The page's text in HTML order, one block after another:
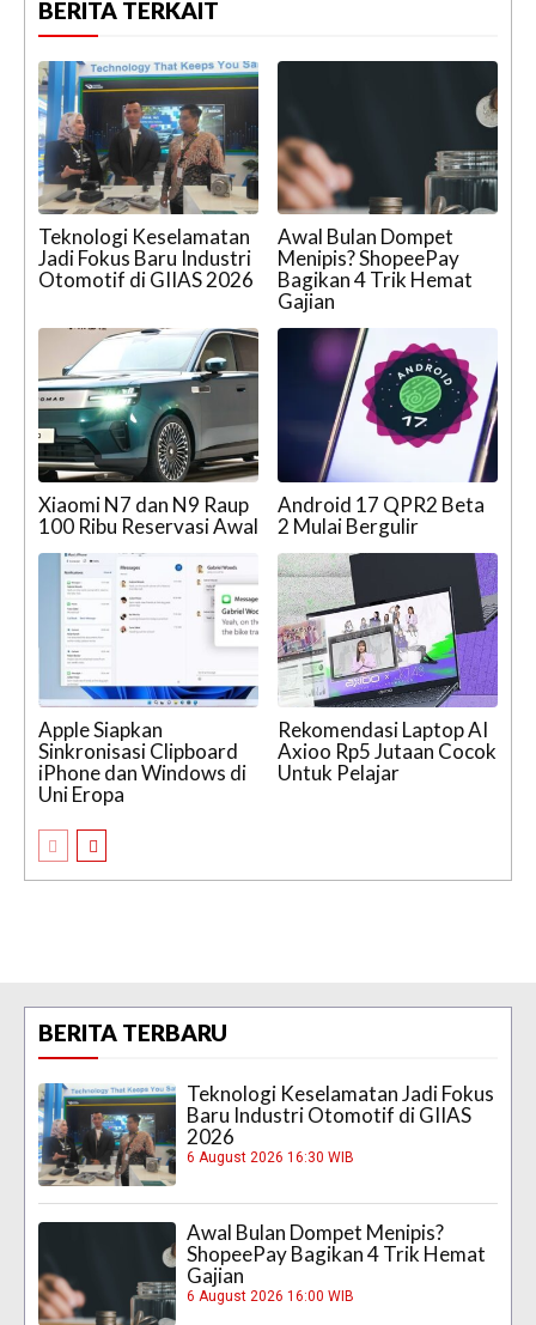
BERITA TERKAIT
Teknologi Keselamatan
Jadi Fokus Baru Industri
Otomotif di GIIAS 2026
Awal Bulan Dompet
Menipis? ShopeePay
Bagikan 4 Trik Hemat
Gajian
Xiaomi N7 dan N9 Raup
100 Ribu Reservasi Awal
Android 17 QPR2 Beta
2 Mulai Bergulir
Apple Siapkan
Sinkronisasi Clipboard
iPhone dan Windows di
Uni Eropa
Rekomendasi Laptop AI
Axioo Rp5 Jutaan Cocok
Untuk Pelajar
BERITA TERBARU
Teknologi Keselamatan Jadi Fokus
Baru Industri Otomotif di GIIAS
2026
6 August 2026 16:30 WIB
Awal Bulan Dompet Menipis?
ShopeePay Bagikan 4 Trik Hemat
Gajian
6 August 2026 16:00 WIB